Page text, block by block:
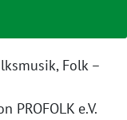
Folk –
PROFOLK e.V.